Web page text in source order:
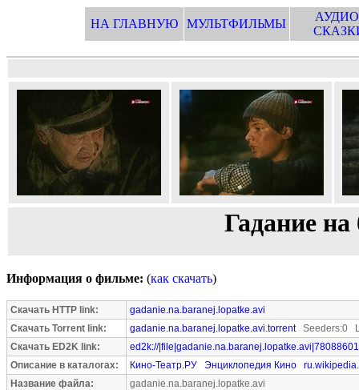
НА ГЛАВНУЮ МУЛЬТФИЛЬМЫ
Гадание на
Информация о фильме: (как скачать)
Скачать HTTP link:
gadanie.na.baranej.lopatke.avi
Скачать Torrent link:
gadanie.na.baranej.lopatke.avi.torrentSeeders:0
Скачать ED2K link:
ed2k://
Описание в каталогах:
Кино-Театр.РУ Энциклопедия Кино
Название файла:
gadanie.na.baranej.lopatke.avi